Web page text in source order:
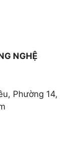
NGHỆ
Phường 14,